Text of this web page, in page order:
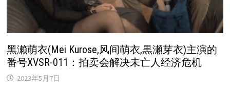
黑濑萌衣(Mei Kurose,风间萌衣,黒瀬芽衣)主演的
番号XVSR-011：拍卖会解决未亡人经济危机
2023年5月7日